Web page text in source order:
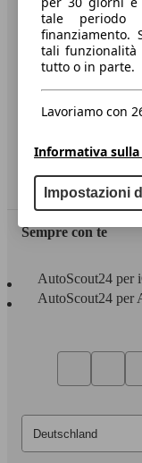
Condizioni
Informazioni
Privacy
Dichiarazione
Servizi
Area rivenditori
Sempre con te
AutoScout24 per
AutoScout24 per
tale periodo
finanziamento.
tali funzionalità
tutto o in parte.
Lavoriamo con
Informativa sulla
Impostazioni